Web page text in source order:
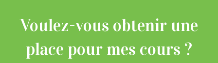
Voulez-vous obtenir une
place pour mes cours ?